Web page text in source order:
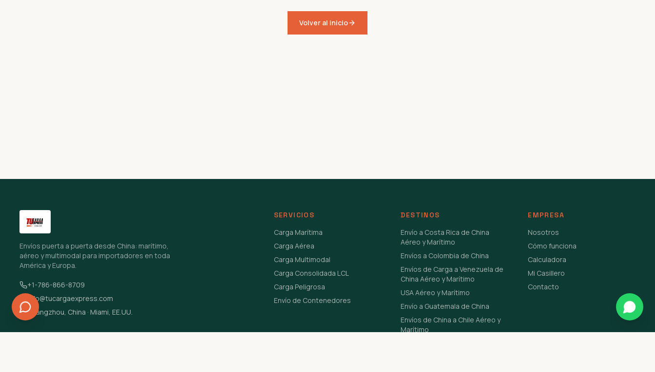
Volver al inicio
Envíos puerta a puerta desde China: marítimo,
aéreo y multimodal para importadores en toda
América y Europa.
+1-786-866-8709
info@tucargaexpress.com
Guangzhou, China · Miami, EE.UU.
SERVICIOS
Carga Marítima
Carga Aérea
Carga Multimodal
Carga Consolidada LCL
Carga Peligrosa
Envío de Contenedores
DESTINOS
Envío a Costa Rica de China
Aéreo y Marítimo
Envíos a Colombia de China
Envíos de Carga a Venezuela de
China Aéreo y Marítimo
USA Aéreo y Marítimo
Envío a Guatemala de China
Envíos de China a Chile Aéreo y
Marítimo
EMPRESA
Nosotros
Cómo funciona
Calculadora
Mi Casillero
Contacto